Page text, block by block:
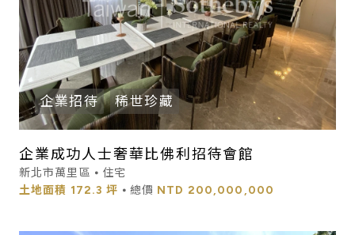
企業招待 稀世珍藏
企業成功人士奢華比佛利招待會館
新北市萬里區 ⦁ 住宅
土地面積 172.3 坪 ⦁ 總價 NTD 200,000,000